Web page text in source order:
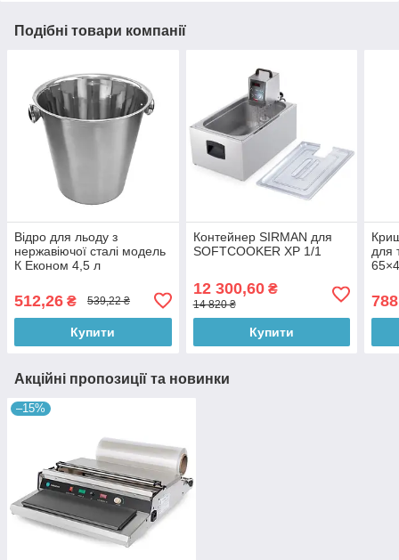
Подібні товари компанії
Відро для льоду з
нержавіючої сталі модель
К Економ 4,5 л
512,26 ₴ 539,22 ₴
Купити
Контейнер SIRMAN для
SOFTCOOKER XP 1/1
12 300,60₴
14 820 ₴
Купити
для
Акційні пропозиції та новинки
–15%